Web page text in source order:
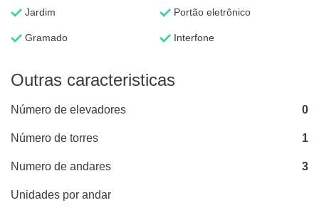
Jardim Portão eletrônico
Gramado Interfone
Outras caracteristicas
Número de elevadores 0
Número de torres 1
Numero de andares 3
Unidades por andar